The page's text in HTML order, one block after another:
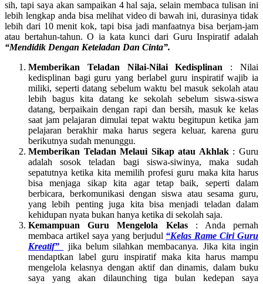
sih, tapi saya akan sampaikan 4 hal saja, selain membaca tulisan ini
lebih lengkap anda bisa melihat video di bawah ini, durasinya tidak
lebih dari 10 menit kok, tapi bisa jadi manfaatnya bisa berjam-jam
atau bertahun-tahun. O ia kata kunci dari Guru Inspiratif adalah
“Mendidik Dengan Keteladan Dan Cinta”.
Memberikan Teladan Nilai-Nilai Kedisplinan : Nilai
kedisplinan bagi guru yang berlabel guru inspiratif wajib ia
miliki, seperti datang sebelum waktu bel masuk sekolah atau
lebih bagus kita datang ke sekolah sebelum siswa-siswa
datang, berpaikain dengan rapi dan bersih, masuk ke kelas
saat jam pelajaran dimulai tepat waktu begitupun ketika jam
pelajaran berakhir maka harus segera keluar, karena guru
berikutnya sudah menunggu.
Memberikan Teladan Melaui Sikap atau Akhlak: Guru
adalah sosok teladan bagi siswa-siwinya, maka sudah
sepatutnya ketika kita memilih profesi guru maka kita harus
bisa menjaga sikap kita agar tetap baik, seperti dalam
berbicara, berkomunikasi dengan siswa atau sesama guru,
yang lebih penting juga kita bisa menjadi teladan dalam
kehidupan nyata bukan hanya ketika di sekolah saja.
Kemampuan Guru Mengelola Kelas: Anda pernah
membaca artikel saya yang berjudul “Kelas Rame Ciri Guru
Kreatif”
jika belum silahkan membacanya. Jika kita ingin
mendaptkan label guru inspiratif maka kita harus mampu
mengelola kelasnya dengan aktif dan dinamis, dalam buku
saya yang akan dilaunching tiga bulan kedepan saya